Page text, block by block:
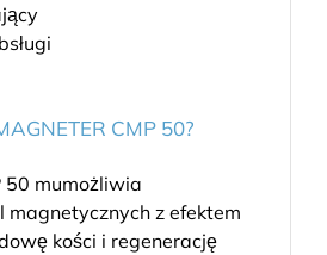
CMP 50?
50 mumożliwia
magnetycznych z efektem
kości i regenerację